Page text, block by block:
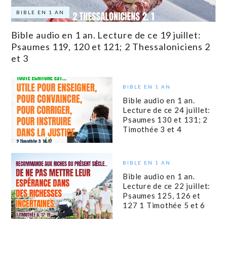
BIBLE EN 1 AN
Bible audio en 1 an. Lecture de ce 19 juillet:
Psaumes 119, 120 et 121; 2 Thessaloniciens 2
et 3
BIBLE EN 1 AN
Bible audio en 1 an.
Lecture de ce 24 juillet:
Psaumes 130 et 131; 2
Timothée 3 et 4
BIBLE EN 1 AN
Bible audio en 1 an.
Lecture de ce 22 juillet:
Psaumes 125, 126 et
127 1 Timothée 5 et 6